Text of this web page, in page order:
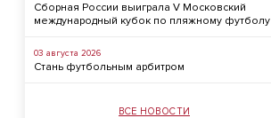
Сборная России выиграла V Московский
международный кубок по пляжному футболу
03 августа 2026
Стань футбольным арбитром
ВСЕ НОВОСТИ